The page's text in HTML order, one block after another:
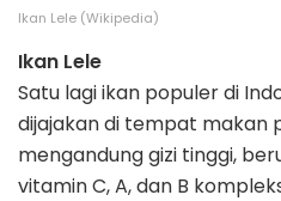
Ikan Lele (Wikipedia)
Ikan Lele
Satu lagi ikan populer di
dijajakan di tempat makan
mengandung gizi tinggi,
vitamin C, A, dan B